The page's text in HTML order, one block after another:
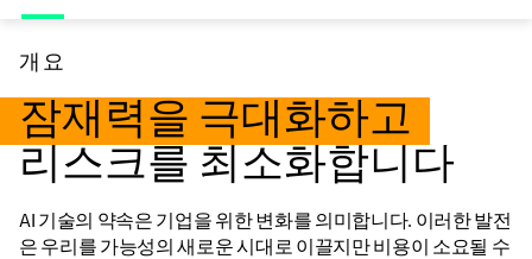
개요
잠재력을 극대화하고
리스크를 최소화합니다
AI 기술의 약속은 기업을 위한 변화를 의미합니다. 이러한 발전
은 우리를 가능성의 새로운 시대로 이끌지만 비용이 소요될 수